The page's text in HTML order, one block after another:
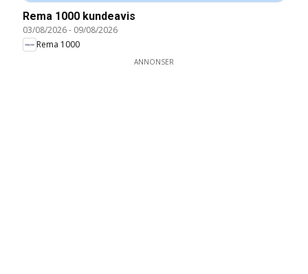
Rema 1000 kundeavis
03/08/2026- 09/08/2026
Rema 1000
ANNONSER